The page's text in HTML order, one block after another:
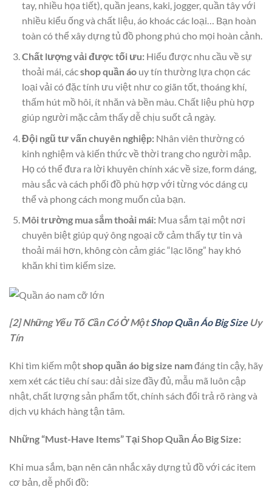
tay, nhiều họa tiết), quần jeans, kaki, jogger, quần tây với
nhiều kiểu ống và chất liệu, áo khoác các loại… Bạn hoàn
toàn có thể xây dựng tủ đồ phong phú cho mọi hoàn cảnh.
Chất lượng vải được tối ưu:Hiểu được nhu cầu về sự
thoải mái, cácshop quần áouy tín thường lựa chọn các
loại vải có đặc tính ưu việt như co giãn tốt, thoáng khí,
thấm hút mồ hôi, ít nhăn và bền màu. Chất liệu phù hợp
giúp người mặc cảm thấy dễ chịu suốt cả ngày.
Đội ngũ tư vấn chuyên nghiệp:Nhân viên thường có
kinh nghiệm và kiến thức về thời trang cho người mập.
Họ có thể đưa ra lời khuyên chính xác về size, form dáng,
màu sắc và cách phối đồ phù hợp với từng vóc dáng cụ
thể và phong cách mong muốn của bạn.
Môi trường mua sắm thoải mái:Mua sắm tại một nơi
chuyên biệt giúp quý ông ngoại cỡ cảm thấy tự tin và
thoải mái hơn, không còn cảm giác “lạc lõng” hay khó
khăn khi tìm kiếm size.
[2] Những Yếu Tố Cần Có Ở MộtShop Quần Áo Big SizeUy
Tín
Khi tìm kiếm mộtshop quần áo big size namđáng tin cậy, hãy
xem xét các tiêu chí sau: dải size đầy đủ, mẫu mã luôn cập
nhật, chất lượng sản phẩm tốt, chính sách đổi trả rõ ràng và
dịch vụ khách hàng tận tâm.
Những “Must-Have Items” Tại Shop Quần Áo Big Size:
Khi mua sắm, bạn nên cân nhắc xây dựng tủ đồ với các item
cơ bản, dễ phối đồ: